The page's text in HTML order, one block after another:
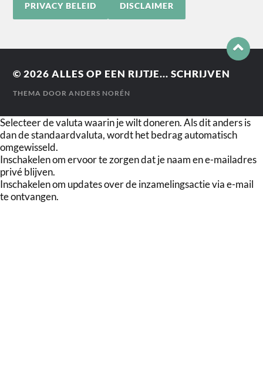
PRIVACY BELEID DISCLAIMER
© 2026ALLES OP EEN RIJTJE... SCHRIJVEN
THEMA DOORANDERS NORÉN
Selecteer de valuta waarin je wilt doneren. Als dit anders is
dan de standaardvaluta, wordt het bedrag automatisch
omgewisseld.
Inschakelen om ervoor te zorgen dat je naam en e-mailadres
privé blijven.
Inschakelen om updates over de inzamelingsactie via e-mail
te ontvangen.